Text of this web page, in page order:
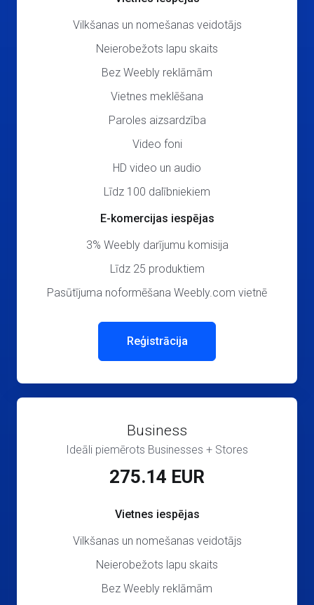
Vilkšanas un nomešanas veidotājs
Neierobežots lapu skaits
Bez Weebly reklāmām
Vietnes meklēšana
Paroles aizsardzība
Video foni
HD video un audio
Līdz 100 dalībniekiem
E-komercijas iespējas
3% Weebly darījumu komisija
Līdz 25 produktiem
Pasūtījuma noformēšana Weebly.com vietnē
Reģistrācija
Business
Ideāli piemērots Businesses + Stores
275.14 EUR
Vietnes iespējas
Vilkšanas un nomešanas veidotājs
Neierobežots lapu skaits
Bez Weebly reklāmām